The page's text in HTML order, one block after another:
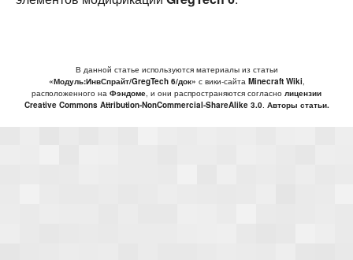
В данной статье используются материалы из статьи
«Модуль:ИнвСпрайт/GregTech 6/док» с вики-сайта Minecraft Wiki,
расположенного на Фэндоме, и они распространяются согласно лицензии
Creative Commons Attribution-NonCommercial-ShareAlike 3.0. Авторы статьи.